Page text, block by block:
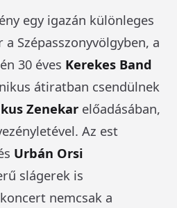
egy igazán különleges
Szépasszonyvölgyben, a
30 éves Kerekes Band
átiratban csendülnek
Zenekar előadásában,
Az est
Urbán Orsi
slágerek is
nemcsak a